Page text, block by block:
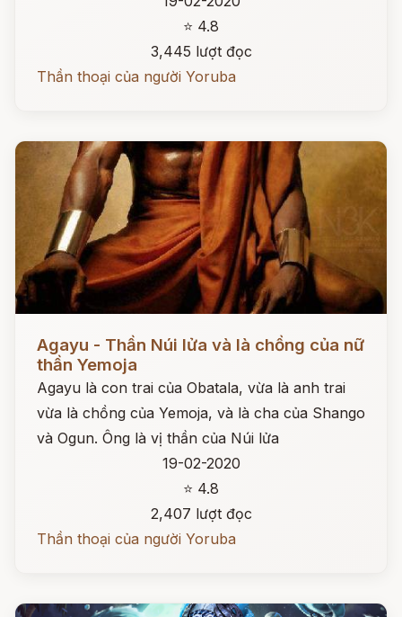
⭐ 4.8
3,445 lượt đọc
Thần thoại của người Yoruba
Agayu - Thần Núi lửa và là chồng của nữ
thần Yemoja
Agayu là con trai của Obatala, vừa là anh trai
vừa là chồng của Yemoja, và là cha của Shango
và Ogun. Ông là vị thần của Núi lửa
19-02-2020
⭐ 4.8
2,407 lượt đọc
Thần thoại của người Yoruba